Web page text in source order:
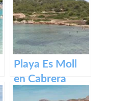
Playa Es Moll
en Cabrera